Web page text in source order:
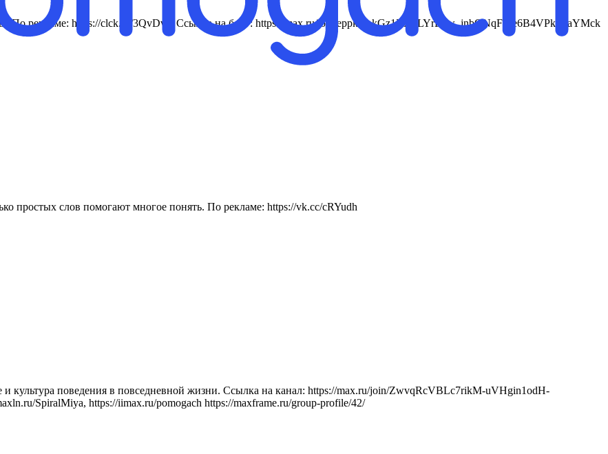
По рекламе: https://clck.ru/3QvDvC Ссылка на блог: https://max.ru/join/eppkm_kGz1RXxLYrLbw_jnbONqFLle6B4VPkFkaYMck
простых слов помогают многое понять. По рекламе: https://vk.cc/cRYudh
поведения в повседневной жизни. Ссылка на канал: https://max.ru/join/ZwvqRcVBLc7rikM-uVHgin1odH-
SpiralMiya, https://iimax.ru/pomogach https://maxframe.ru/group-profile/42/